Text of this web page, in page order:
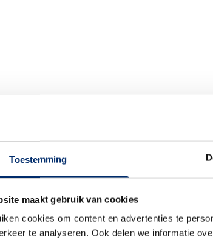
Toestemming
maakt gebruik van cookies
cookies om content en advertenties te
te analyseren. Ook delen we informatie